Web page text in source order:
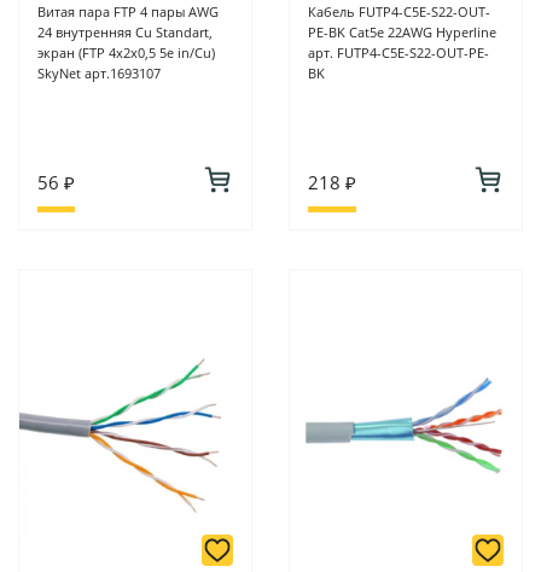
Витая пара FTP 4 пары AWG
24 внутренняя Cu Standart,
экран (FTP 4x2x0,5 5е in/Cu)
SkyNet арт.1693107
56 ₽
Кабель FUTP4-C5E-S22-OUT-
PE-BK Cat5e 22AWG Hyperline
арт. FUTP4-C5E-S22-OUT-PE-
BK
218 ₽